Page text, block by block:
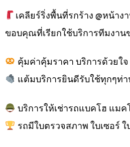
เคลียร์ริ่งพื้นที่รกร้าง @หน้าง
ขอบคุณที่เรียกใช้บริการทีมงาน
คุ้มค่าคุ้มราคา บริการด้วยใจ
แต้มบริการยินดีรับใช้ทุกๆท่
บริการให้เช่ารถแบคโฮ แมค
รถมีใบตรวจสภาพ ใบเซอร์